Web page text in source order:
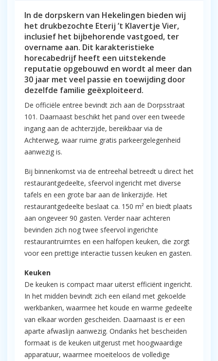
In de dorpskern van Hekelingen bieden wij
het drukbezochte Eterij ’t Klavertje Vier,
inclusief het bijbehorende vastgoed, ter
overname aan. Dit karakteristieke
horecabedrijf heeft een uitstekende
reputatie opgebouwd en wordt al meer dan
30 jaar met veel passie en toewijding door
dezelfde familie geëxploiteerd.
De officiële entree bevindt zich aan de Dorpsstraat
101. Daarnaast beschikt het pand over een tweede
ingang aan de achterzijde, bereikbaar via de
Achterweg, waar ruime gratis parkeergelegenheid
aanwezig is.
Bij binnenkomst via de entreehal betreedt u direct het
restaurantgedeelte, sfeervol ingericht met diverse
tafels en een grote bar aan de linkerzijde. Het
restaurantgedeelte beslaat ca. 150 m² en biedt plaats
aan ongeveer 90 gasten. Verder naar achteren
bevinden zich nog twee sfeervol ingerichte
restaurantruimtes en een halfopen keuken, die zorgt
voor een prettige interactie tussen keuken en gasten.
Keuken
De keuken is compact maar uiterst efficiënt ingericht.
In het midden bevindt zich een eiland met gekoelde
werkbanken, waarmee het koude en warme gedeelte
van elkaar worden gescheiden. Daarnaast is er een
aparte afwaslijn aanwezig. Ondanks het bescheiden
formaat is de keuken uitgerust met hoogwaardige
apparatuur, waarmee moeiteloos de volledige